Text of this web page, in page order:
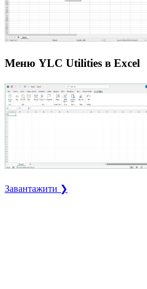
Меню YLC Utilities в Excel
Завантажити ❯